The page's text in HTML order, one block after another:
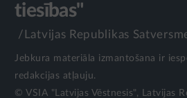
tiesības"
/Latvijas Republikas
Jebkura materiāla izmantošana ir
redakcijas atļauju.
© VSIA "Latvijas Vēstnesis", Latvijas